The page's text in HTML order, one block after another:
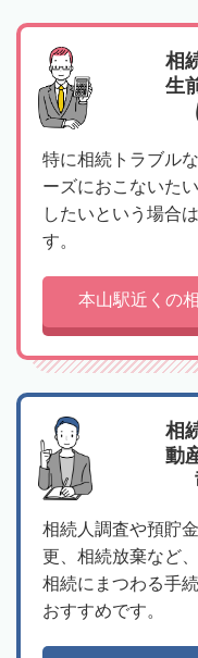
相
生
特に相続トラブル
ーズにおこないた
したいという場合
す。
本山駅近くの
相
動
相続人調査や預貯
更、相続放棄など、
相続にまつわる手
おすすめです。